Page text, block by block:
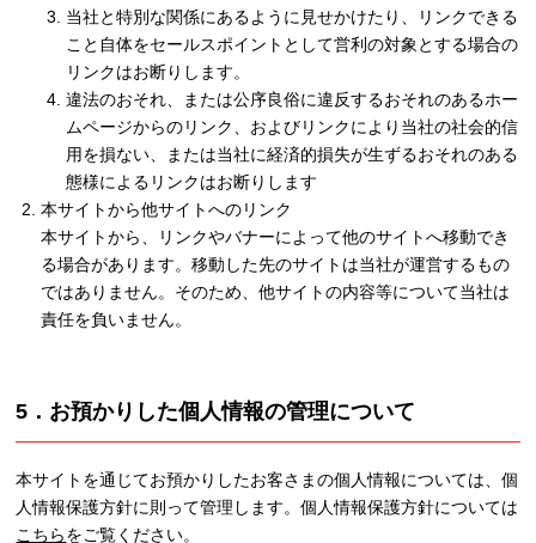
当社と特別な関係にあるように見せかけたり、リンクできる
こと自体をセールスポイントとして営利の対象とする場合の
リンクはお断りします。
違法のおそれ、または公序良俗に違反するおそれのあるホー
ムページからのリンク、およびリンクにより当社の社会的信
用を損ない、または当社に経済的損失が生ずるおそれのある
態様によるリンクはお断りします
本サイトから他サイトへのリンク
本サイトから、リンクやバナーによって他のサイトへ移動でき
る場合があります。移動した先のサイトは当社が運営するもの
ではありません。そのため、他サイトの内容等について当社は
責任を負いません。
5．お預かりした個人情報の管理について
本サイトを通じてお預かりしたお客さまの個人情報については、個
人情報保護方針に則って管理します。個人情報保護方針については
こちらをご覧ください。